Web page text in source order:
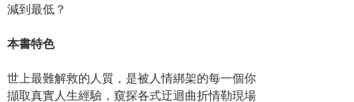
減到最低？
本書特色
世上最難解救的人質，是被人情綁架的每一個你
擷取真實人生經驗，窺探各式迂迴曲折情勒現場